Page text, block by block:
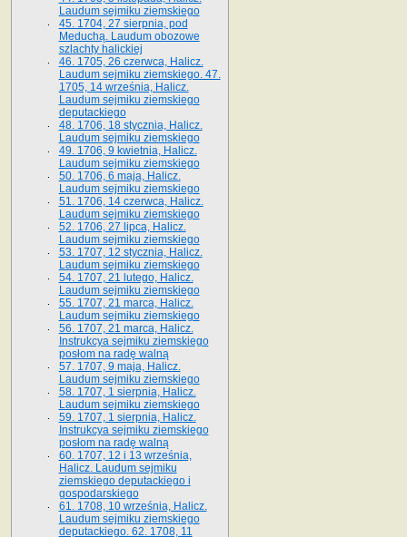
Laudum sejmiku ziemskiego
45. 1704, 27 sierpnia, pod
Meduchą. Laudum obozowe
szlachty halickiej
46. 1705, 26 czerwca, Halicz.
Laudum sejmiku ziemskiego. 47.
1705, 14 września, Halicz.
Laudum sejmiku ziemskiego
deputackiego
48. 1706, 18 stycznia, Halicz.
Laudum sejmiku ziemskiego
49. 1706, 9 kwietnia, Halicz.
Laudum sejmiku ziemskiego
50. 1706, 6 maja, Halicz.
Laudum sejmiku ziemskiego
51. 1706, 14 czerwca, Halicz.
Laudum sejmiku ziemskiego
52. 1706, 27 lipca, Halicz.
Laudum sejmiku ziemskiego
53. 1707, 12 stycznia, Halicz.
Laudum sejmiku ziemskiego
54. 1707, 21 lutego, Halicz.
Laudum sejmiku ziemskiego
55. 1707, 21 marca, Halicz.
Laudum sejmiku ziemskiego
56. 1707, 21 marca, Halicz.
Instrukcya sejmiku ziemskiego
posłom na radę walną
57. 1707, 9 maja, Halicz.
Laudum sejmiku ziemskiego
58. 1707, 1 sierpnia, Halicz.
Laudum sejmiku ziemskiego
59. 1707, 1 sierpnia, Halicz.
Instrukcya sejmiku ziemskiego
posłom na radę walną
60. 1707, 12 i 13 września,
Halicz. Laudum sejmiku
ziemskiego deputackiego i
gospodarskiego
61. 1708, 10 września, Halicz.
Laudum sejmiku ziemskiego
deputackiego. 62. 1708, 11